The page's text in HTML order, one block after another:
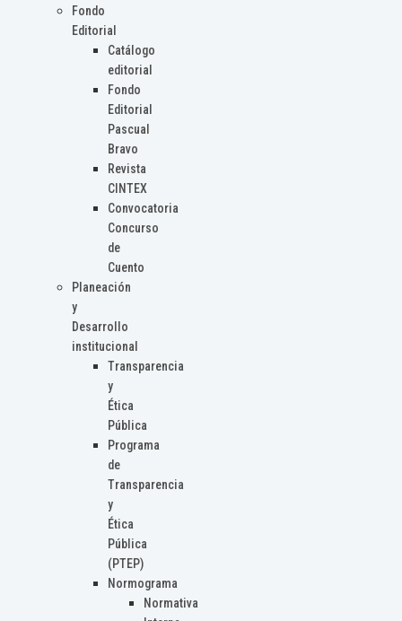
Fondo
Editorial
Catálogo
editorial
Fondo
Editorial
Pascual
Bravo
Revista
CINTEX
Convocatoria
Concurso
de
Cuento
Planeación
y
Desarrollo
institucional
Transparencia
y
Ética
Pública
Programa
de
Transparencia
y
Ética
Pública
(PTEP)
Normograma
Normativa